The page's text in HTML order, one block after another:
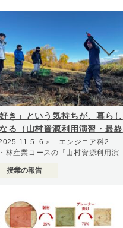
好き」という気持ちが、暮らし
る（山村資源利用演習・最終
＞ エンジニア科2
林産業コースの「山村資源利用演
授業の報告